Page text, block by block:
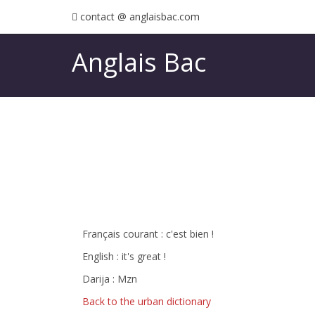
contact @ anglaisbac.com
Anglais Bac
Français courant : c'est bien !
English : it's great !
Darija : Mzn
Back to the urban dictionary